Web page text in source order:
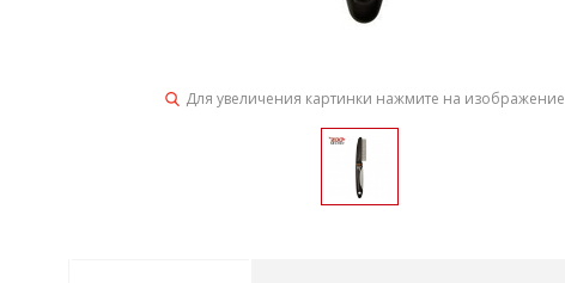
Для увеличения картинки нажмите на изображение